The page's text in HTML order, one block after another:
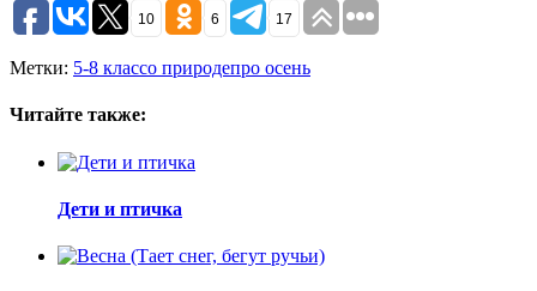
10 6 17
Метки: 5-8 классо природепро осень
Читайте также:
Дети и птичка